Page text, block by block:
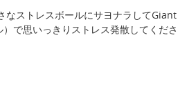
ストレスボールにサヨナラしてGiant
で思いっきりストレス発散してくださ